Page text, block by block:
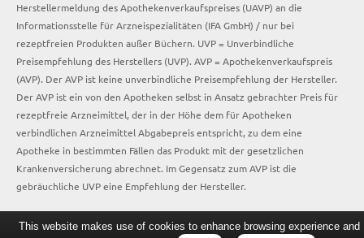
Herstellermeldung des Apothekenverkaufspreises (UAVP) an die
Informationsstelle für Arzneispezialitäten (IFA GmbH) / nur bei
rezeptfreien Produkten außer Büchern. UVP = Unverbindliche
Preisempfehlung des Herstellers (UVP). AVP = Apothekenverkaufspreis
(AVP). Der AVP ist keine unverbindliche Preisempfehlung der Hersteller.
Der AVP ist ein von den Apotheken selbst in Ansatz gebrachter Preis für
rezeptfreie Arzneimittel, der in der Höhe dem für Apotheken
verbindlichen Arzneimittel Abgabepreis entspricht, zu dem eine
Apotheke in bestimmten Fällen das Produkt mit der gesetzlichen
Krankenversicherung abrechnet. Im Gegensatz zum AVP ist die
gebräuchliche UVP eine Empfehlung der Hersteller.
This website makes use of cookies to enhance browsing experience and